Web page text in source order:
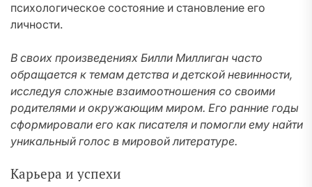
психологическое состояние и становление его
личности.
В своих произведениях Билли Миллиган часто
обращается к темам детства и детской невинности,
исследуя сложные взаимоотношения со своими
родителями и окружающим миром. Его ранние годы
сформировали его как писателя и помогли ему найти
уникальный голос в мировой литературе.
Карьера и успехи